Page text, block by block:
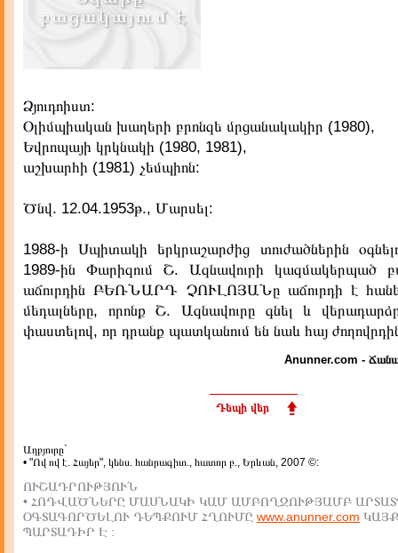
Ձյուդոիստ:
Օլիմպիական խաղերի բրոնզե մրցանակակիր (1980),
Եվրոպայի կրկնակի (1980, 1981),
աշխարհի (1981) չեմպիոն:
Ծնվ. 12.04.1953թ., Մարսել:
1988-ի Սպիտակի երկրաշարժից տուժածներին
1989-ին Փարիզում Շ. Ազնավուրի կազմակերպած
աճուրդին ԲԵՌՆԱՐԴ ՉՈՒԼՈՅԱՆը աճուրդի է
մեդալները, որոնք Շ. Ազնավուրը գնել և
փաստելով, որ դրանք պատկանում են նաև հայ
Anunner.com -
Դեպի վեր
Աղբյուրը`
• "Ով ով է. Հայեր", կենս. հանրագիտ., հատոր բ., Երևան, 2007 ©:
ՈՒՇԱԴՐՈՒԹՅՈՒՆ
• ՀՈԴՎԱԾՆԵՐԸ ՄԱՍՆԱԿԻ ԿԱՄ ԱՄԲՈՂՋՈՒԹՅԱՄԲ
ՕԳՏԱԳՈՐԾԵԼՈՒ ԴԵՊՔՈՒՄ ՀՂՈՒՄԸ www.anunner.com
ՊԱՐՏԱԴԻՐ Է :